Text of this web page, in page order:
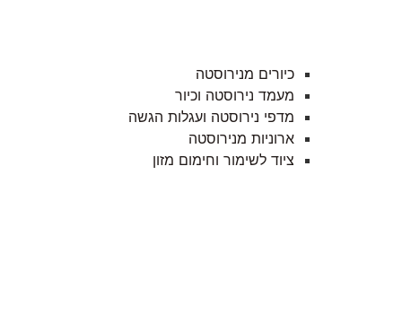
כיורים מנירוסטה
מעמד נירוסטה וכיור
מדפי נירוסטה ועגלות הגשה
ארוניות מנירוסטה
ציוד לשימור וחימום מזון